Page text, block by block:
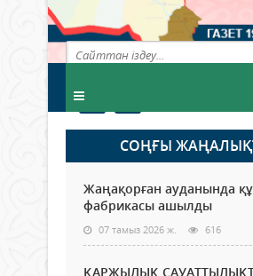
СОҢҒЫ
Жаңақорған ауданында
фабрикасы ашылды
07 тамыз 2026 ж. 616
ҚАРЖЫЛЫҚ